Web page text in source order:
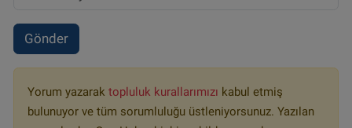
Gönder
Yorum yazarak topluluk kurallarımızı kabul etmiş
bulunuyor ve tüm sorumluluğu üstleniyorsunuz. Yazılan